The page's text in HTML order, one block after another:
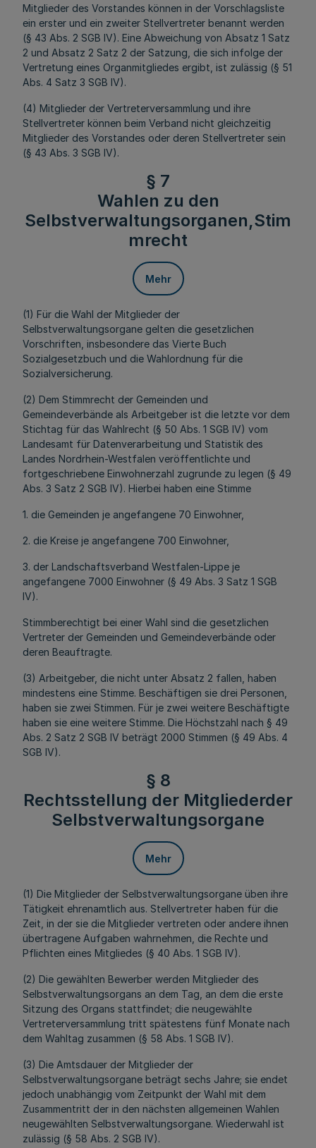
Mitglieder des Vorstandes können in der Vorschlagsliste
ein erster und ein zweiter Stellvertreter benannt werden
(§ 43 Abs. 2 SGB IV). Eine Abweichung von Absatz 1 Satz
2 und Absatz 2 Satz 2 der Satzung, die sich infolge der
Vertretung eines Organmitgliedes ergibt, ist zulässig (§ 51
Abs. 4 Satz 3 SGB IV).
(4) Mitglieder der Vertreterversammlung und ihre
Stellvertreter können beim Verband nicht gleichzeitig
Mitglieder des Vorstandes oder deren Stellvertreter sein
(§ 43 Abs. 3 SGB IV).
§ 7
Wahlen zu den
Selbstverwaltungsorganen,Stim
mrecht
Mehr
(1) Für die Wahl der Mitglieder der
Selbstverwaltungsorgane gelten die gesetzlichen
Vorschriften, insbesondere das Vierte Buch
Sozialgesetzbuch und die Wahlordnung für die
Sozialversicherung.
(2) Dem Stimmrecht der Gemeinden und
Gemeindeverbände als Arbeitgeber ist die letzte vor dem
Stichtag für das Wahlrecht (§ 50 Abs. 1 SGB IV) vom
Landesamt für Datenverarbeitung und Statistik des
Landes Nordrhein-Westfalen veröffentlichte und
fortgeschriebene Einwohnerzahl zugrunde zu legen (§ 49
Abs. 3 Satz 2 SGB IV). Hierbei haben eine Stimme
1. die Gemeinden je angefangene 70 Einwohner,
2. die Kreise je angefangene 700 Einwohner,
3. der Landschaftsverband Westfalen-Lippe je
angefangene 7000 Einwohner (§ 49 Abs. 3 Satz 1 SGB
IV).
Stimmberechtigt bei einer Wahl sind die gesetzlichen
Vertreter der Gemeinden und Gemeindeverbände oder
deren Beauftragte.
(3) Arbeitgeber, die nicht unter Absatz 2 fallen, haben
mindestens eine Stimme. Beschäftigen sie drei Personen,
haben sie zwei Stimmen. Für je zwei weitere Beschäftigte
haben sie eine weitere Stimme. Die Höchstzahl nach § 49
Abs. 2 Satz 2 SGB IV beträgt 2000 Stimmen (§ 49 Abs. 4
SGB IV).
§ 8
Rechtsstellung der Mitgliederder
Selbstverwaltungsorgane
Mehr
(1) Die Mitglieder der Selbstverwaltungsorgane üben ihre
Tätigkeit ehrenamtlich aus. Stellvertreter haben für die
Zeit, in der sie die Mitglieder vertreten oder andere ihnen
übertragene Aufgaben wahrnehmen, die Rechte und
Pflichten eines Mitgliedes (§ 40 Abs. 1 SGB IV).
(2) Die gewählten Bewerber werden Mitglieder des
Selbstverwaltungsorgans an dem Tag, an dem die erste
Sitzung des Organs stattfindet; die neugewählte
Vertreterversammlung tritt spätestens fünf Monate nach
dem Wahltag zusammen (§ 58 Abs. 1 SGB IV).
(3) Die Amtsdauer der Mitglieder der
Selbstverwaltungsorgane beträgt sechs Jahre; sie endet
jedoch unabhängig vom Zeitpunkt der Wahl mit dem
Zusammentritt der in den nächsten allgemeinen Wahlen
neugewählten Selbstverwaltungsorgane. Wiederwahl ist
zulässig (§ 58 Abs. 2 SGB IV).